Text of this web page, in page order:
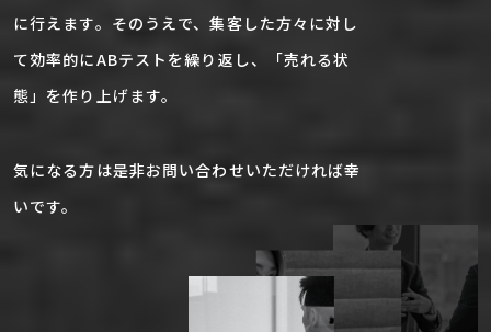
に行えます。そのうえで、集客した方々に対し
て効率的にABテストを繰り返し、「売れる状
態」を作り上げます。
気になる方は是非お問い合わせいただければ幸
いです。